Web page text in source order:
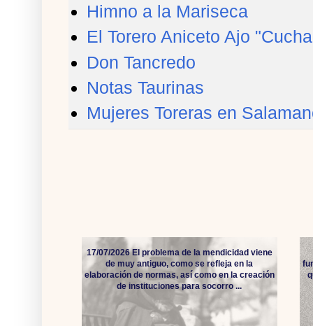
Himno a la Mariseca
El Torero Aniceto Ajo
Don Tancredo
Notas Taurinas
Mujeres Toreras en
17/07/2026 El problema de la mendicidad viene
de muy antiguo, como se refleja en la
elaboración de normas, así como en la creación
de instituciones para socorro ...